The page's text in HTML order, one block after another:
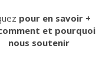
pour en savoir +
et pourquoi
nous soutenir